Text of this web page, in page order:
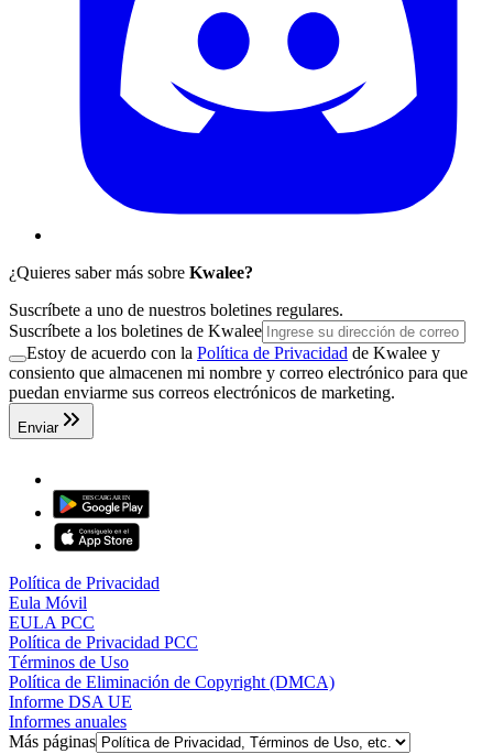
¿Quieres saber más sobre Kwalee?
Suscríbete a uno de nuestros boletines regulares.
Suscríbete a los boletines de Kwalee
Estoy de acuerdo con la Política de Privacidad de Kwalee y
consiento que almacenen mi nombre y correo electrónico para que
puedan enviarme sus correos electrónicos de marketing.
Enviar
Política de Privacidad
Eula Móvil
EULA PCC
Política de Privacidad PCC
Términos de Uso
Política de Eliminación de Copyright (DMCA)
Informe DSA UE
Informes anuales
Más páginas